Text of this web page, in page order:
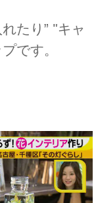
たり” "キャ
です。